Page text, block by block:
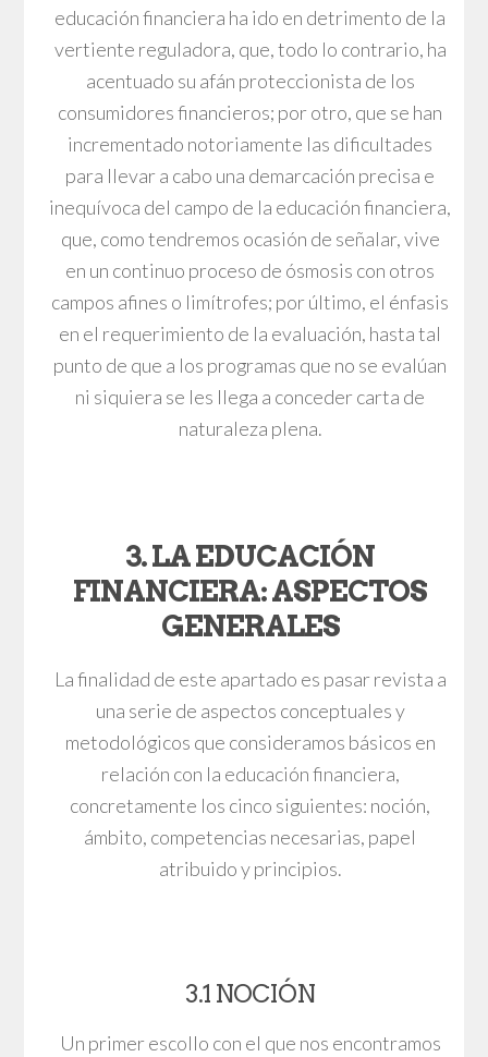
educación financiera ha ido en detrimento de la
vertiente reguladora, que, todo lo contrario, ha
acentuado su afán proteccionista de los
consumidores financieros; por otro, que se han
incrementado notoriamente las dificultades
para llevar a cabo una demarcación precisa e
inequívoca del campo de la educación financiera,
que, como tendremos ocasión de señalar, vive
en un continuo proceso de ósmosis con otros
campos afines o limítrofes; por último, el énfasis
en el requerimiento de la evaluación, hasta tal
punto de que a los programas que no se evalúan
ni siquiera se les llega a conceder carta de
naturaleza plena.
3. LA EDUCACIÓN
FINANCIERA: ASPECTOS
GENERALES
La finalidad de este apartado es pasar revista a
una serie de aspectos conceptuales y
metodológicos que consideramos básicos en
relación con la educación financiera,
concretamente los cinco siguientes: noción,
ámbito, competencias necesarias, papel
atribuido y principios.
3.1 NOCIÓN
Un primer escollo con el que nos encontramos